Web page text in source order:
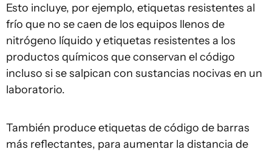
Esto incluye, por ejemplo, etiquetas resistentes al
frío que no se caen de los equipos llenos de
nitrógeno líquido y etiquetas resistentes a los
productos químicos que conservan el código
incluso si se salpican con sustancias nocivas en un
laboratorio.
También produce etiquetas de código de barras
más reflectantes, para aumentar la distancia de